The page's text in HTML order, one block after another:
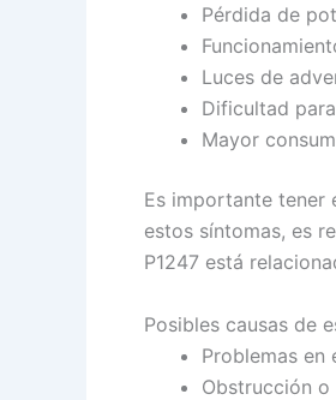
Pérdida de
Luces de
Dificultad
Mayor
Es importante tener
estos síntomas, es
P1247 está
Posibles causas de
Problemas
Obstrucción